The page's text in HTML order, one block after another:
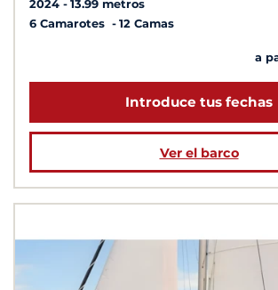
2024
13.99 metros
6 Camarotes
12 Camas
a
Introduce tus fechas
Ver el barco